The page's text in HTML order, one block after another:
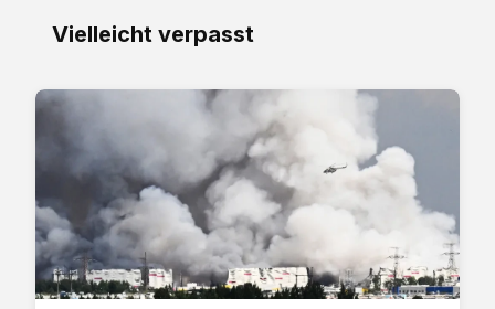
Vielleicht verpasst